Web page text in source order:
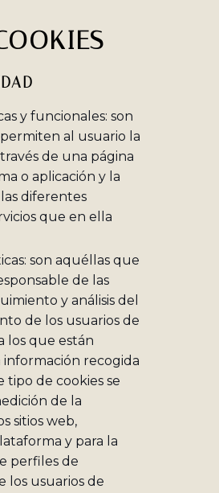
y funcionales: son
al usuario la
de una página
o aplicación y la
diferentes
que en ella
son aquéllas que
de las
y análisis del
de los usuarios de
los que están
información recogida
tipo de cookies se
de la
sitios web,
y para la
perfiles de
los usuarios de